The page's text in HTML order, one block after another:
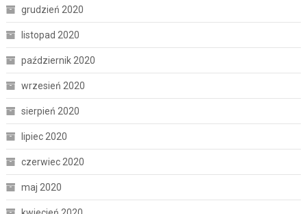
grudzień 2020
listopad 2020
październik 2020
wrzesień 2020
sierpień 2020
lipiec 2020
czerwiec 2020
maj 2020